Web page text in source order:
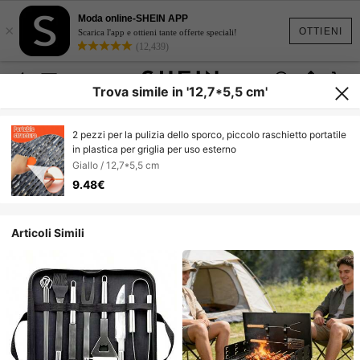
OTTIENI
×
Moda online-SHEIN APP
Scarica l'app e ottieni tante offerte speciali!
(12,439)
Trova simile in '12,7*5,5 cm'
2 pezzi per la pulizia dello sporco, piccolo raschietto portatile
in plastica per griglia per uso esterno
Giallo / 12,7*5,5 cm
9.48€
Articoli Simili